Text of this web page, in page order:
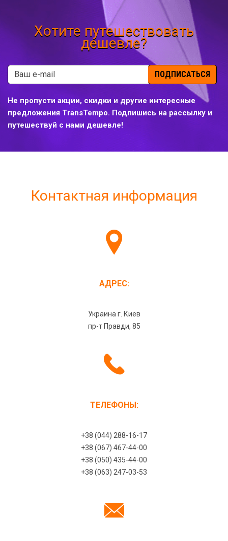
Хотите путешествовать
дешевле?
ПОДПИСАТЬСЯ
Не пропусти акции, скидки и другие интересные
предложения TransTempo. Подпишись на рассылку и
путешествуй с нами дешевле!
Контактная информация
АДРЕС:
Украина г. Киев
пр-т Правди, 85
ТЕЛЕФОНЫ:
+38 (044) 288-16-17
+38 (067) 467-44-00
+38 (050) 435-44-00
+38 (063) 247-03-53